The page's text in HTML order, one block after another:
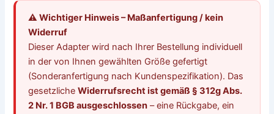
⚠️ Wichtiger Hinweis – Maßanfertigung / kein
Widerruf
Dieser Adapter wird nach Ihrer Bestellung individuell
in der von Ihnen gewählten Größe gefertigt
(Sonderanfertigung nach Kundenspezifikation). Das
gesetzlicheWiderrufsrecht ist gemäß § 312g Abs.
2 Nr. 1 BGB ausgeschlossen – eine Rückgabe, ein